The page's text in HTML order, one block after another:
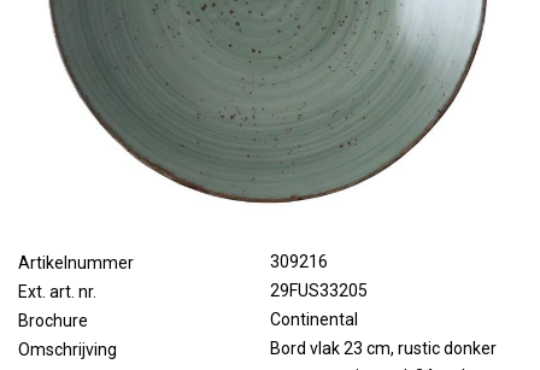
Artikelnummer
309216
Ext. art. nr.
29FUS33205
Brochure
Continental
Omschrijving
Bord vlak 23 cm, rustic donker